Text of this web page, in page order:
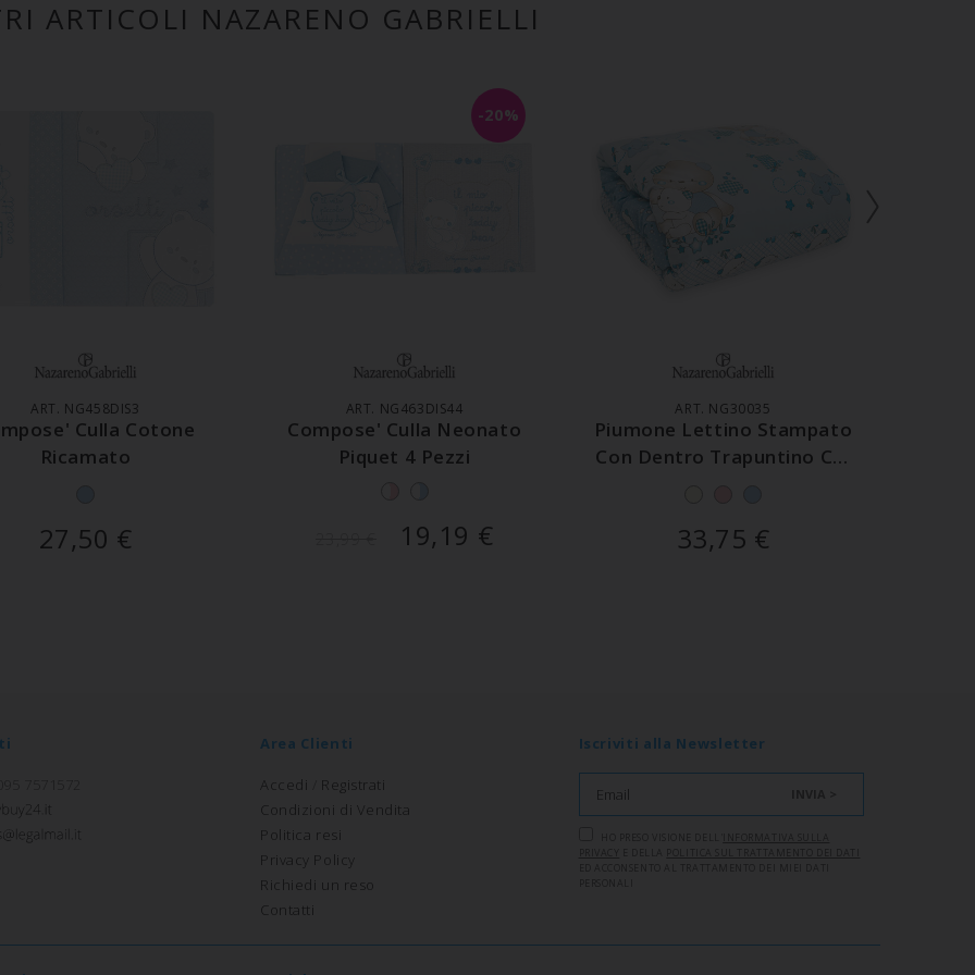
ARTICOLI NAZARENO GABRIELLI
AL CARRELLO
ART. NG458DIS3
Culla Cotone
Ricamato
27,50 €
-20%
AGGIUNGI AL CARRELLO
ART. NG463DIS44
Compose' Culla Neonato
Piquet 4 Pezzi
19,19 €
AGGIUNGI AL CARRELLO
ART. NG30035
Piumone Lettino Stampato
Con Dentro Trapuntino Cm
33,75 €
Area Clienti
Accedi
Registrati
Condizioni di Vendita
Politica resi
Privacy Policy
Richiedi un reso
Contatti
Iscriviti alla Newsletter